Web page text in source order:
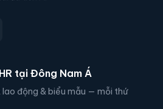
tại Đông Nam Á
động & biểu mẫu — mỗi thứ